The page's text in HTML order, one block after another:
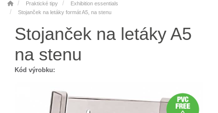
Praktické tipy
Exhibition essentials
Stojanček na letáky formát A5, na stenu
Stojanček na letáky A5
na stenu
Kód výrobku: